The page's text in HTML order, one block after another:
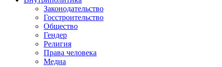
Законодательство
Госстроительство
Общество
Гендер
Религия
Права человека
Медиа